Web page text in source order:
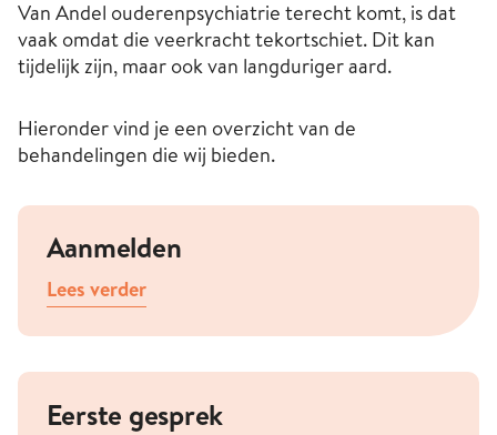
Van Andel ouderenpsychiatrie terecht komt, is dat
vaak omdat die veerkracht tekortschiet. Dit kan
tijdelijk zijn, maar ook van langduriger aard.
Hieronder vind je een overzicht van de
behandelingen die wij bieden.
Aanmelden
Lees verder
Eerste gesprek